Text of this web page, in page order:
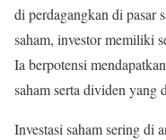
di perdagangkan di pasar
saham, investor memiliki
Ia berpotensi
saham serta dividen yang
Investasi saham sering di